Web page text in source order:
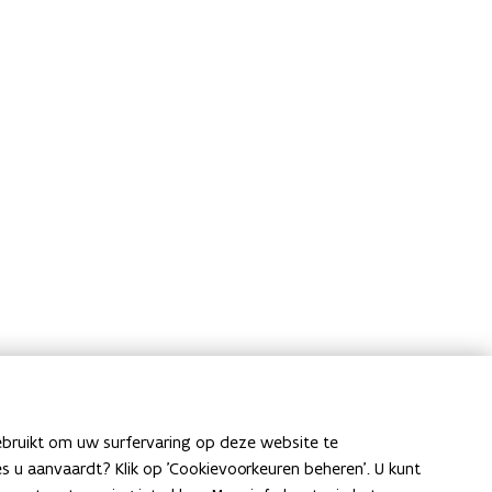
om uw surfervaring op deze website te
aanvaardt? Klik op 'Cookievoorkeuren beheren'. U kunt